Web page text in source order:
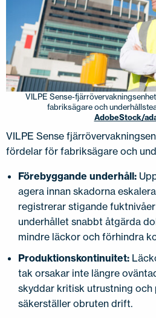
VILPE Sense-
fabriksägare och
AdobeStock/
VILPE Sense
fördelar för fabriksägare och
Förebyggande underhåll:
agera innan skadorna
registrerar stigande
underhållet snabbt åtgärda
mindre läckor och förhindra
Produktionskontinuitet:
tak orsakar inte längre
skyddar kritisk utrustning
säkerställer obruten drift.